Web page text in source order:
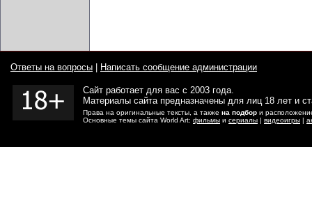
Ответы на вопросы Написать сообщение администрации
Сайт работает для вас с 2003 года.
Материалы сайта предназначены для лиц 18 лет и
Права на оригинальные тексты, а также на подбор и
Основные темы сайта World Art: фильмы и сериалы | видеоигры |